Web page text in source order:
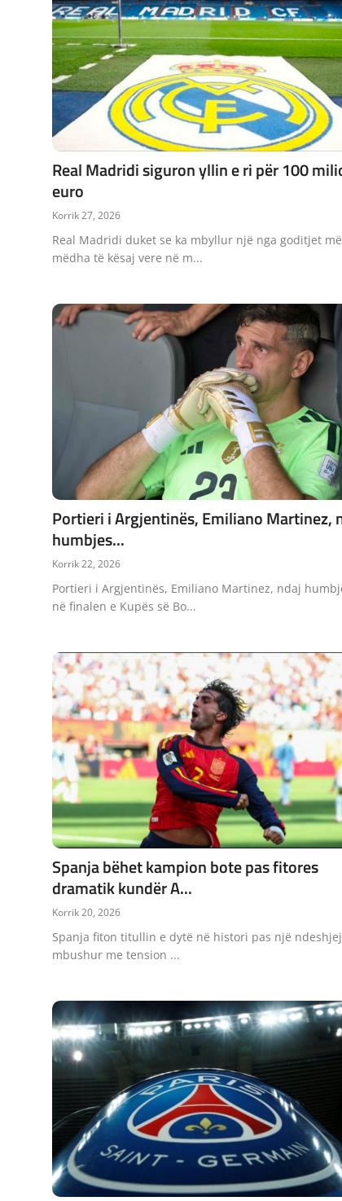
Real Madridi siguron yllin e ri për 100
euro
Korrik 27, 2026
Real Madridi duket se ka mbyllur një nga goditjet
mëdha të kësaj vere në m...
Portieri i Argjentinës, Emiliano Martinez,
humbjes...
Korrik 22, 2026
Portieri i Argjentinës, Emiliano Martinez, ndaj
në finalen e Kupës së Bo...
Spanja bëhet kampion bote pas fitores
dramatik kundër A...
Korrik 20, 2026
Spanja fiton titullin e dytë në histori pas një
mbushur me tension ...